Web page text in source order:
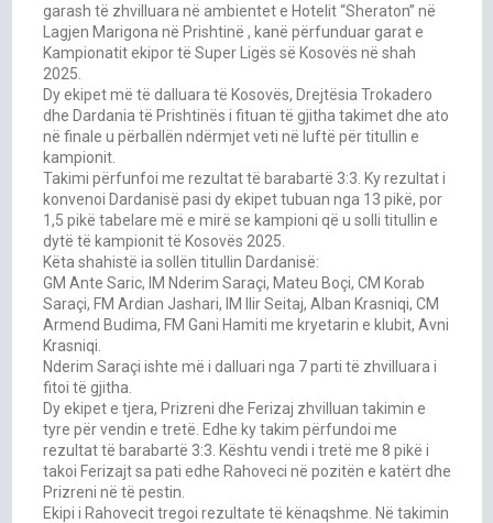
garash të zhvilluara në ambientet e Hotelit “Sheraton” në
Lagjen Marigona në Prishtinë , kanë përfunduar garat e
Kampionatit ekipor të Super Ligës së Kosovës në shah
2025.
Dy ekipet më të dalluara të Kosovës, Drejtësia Trokadero
dhe Dardania të Prishtinës i fituan të gjitha takimet dhe ato
në finale u përballën ndërmjet veti në luftë për titullin e
kampionit.
Takimi përfunfoi me rezultat të barabartë 3:3. Ky rezultat i
konvenoi Dardanisë pasi dy ekipet tubuan nga 13 pikë, por
1,5 pikë tabelare më e mirë se kampioni që u solli titullin e
dytë të kampionit të Kosovës 2025.
Këta shahistë ia sollën titullin Dardanisë:
GM Ante Saric, IM Nderim Saraçi, Mateu Boçi, CM Korab
Saraçi, FM Ardian Jashari, IM Ilir Seitaj, Alban Krasniqi, CM
Armend Budima, FM Gani Hamiti me kryetarin e klubit, Avni
Krasniqi.
Nderim Saraçi ishte më i dalluari nga 7 parti të zhvilluara i
fitoi të gjitha.
Dy ekipet e tjera, Prizreni dhe Ferizaj zhvilluan takimin e
tyre për vendin e tretë. Edhe ky takim përfundoi me
rezultat të barabartë 3:3. Kështu vendi i tretë me 8 pikë i
takoi Ferizajt sa pati edhe Rahoveci në pozitën e katërt dhe
Prizreni në të pestin.
Ekipi i Rahovecit tregoi rezultate të kënaqshme. Në takimin